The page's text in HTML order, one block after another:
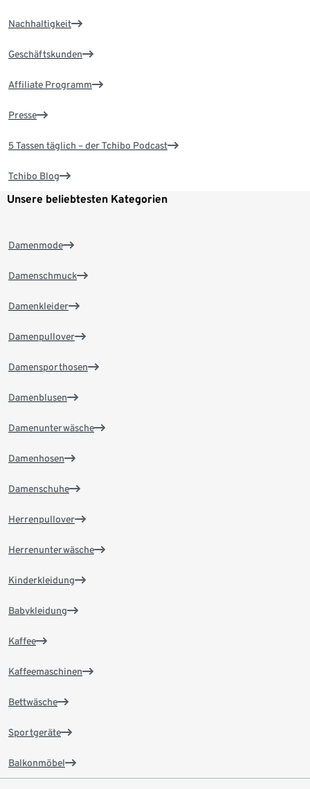
Nachhaltigkeit
Geschäftskunden
Affiliate Programm
Presse
5 Tassen täglich – der Tchibo Podcast
Tchibo Blog
Unsere beliebtesten Kategorien
Damenmode
Damenschmuck
Damenkleider
Damenpullover
Damensporthosen
Damenblusen
Damenunterwäsche
Damenhosen
Damenschuhe
Herrenpullover
Herrenunterwäsche
Kinderkleidung
Babykleidung
Kaffee
Kaffeemaschinen
Bettwäsche
Sportgeräte
Balkonmöbel